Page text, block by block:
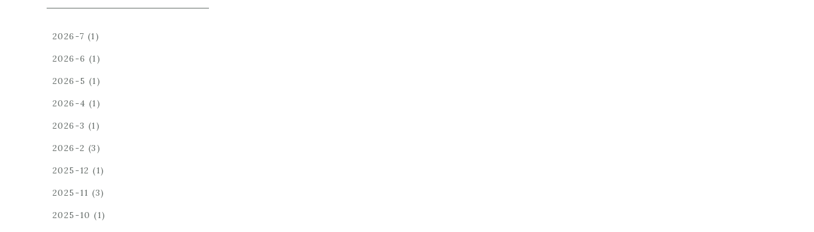
2026-7 (1)
2026-6 (1)
2026-5 (1)
2026-4 (1)
2026-3 (1)
2026-2 (3)
2025-12 (1)
2025-11 (3)
2025-10 (1)